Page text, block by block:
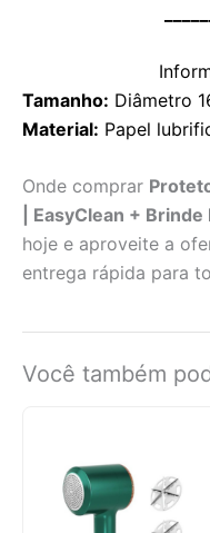
Tamanho: Diâmetro
Material: Papel
Onde comprar
| EasyClean +
hoje e aproveite a
entrega rápida para
Você também